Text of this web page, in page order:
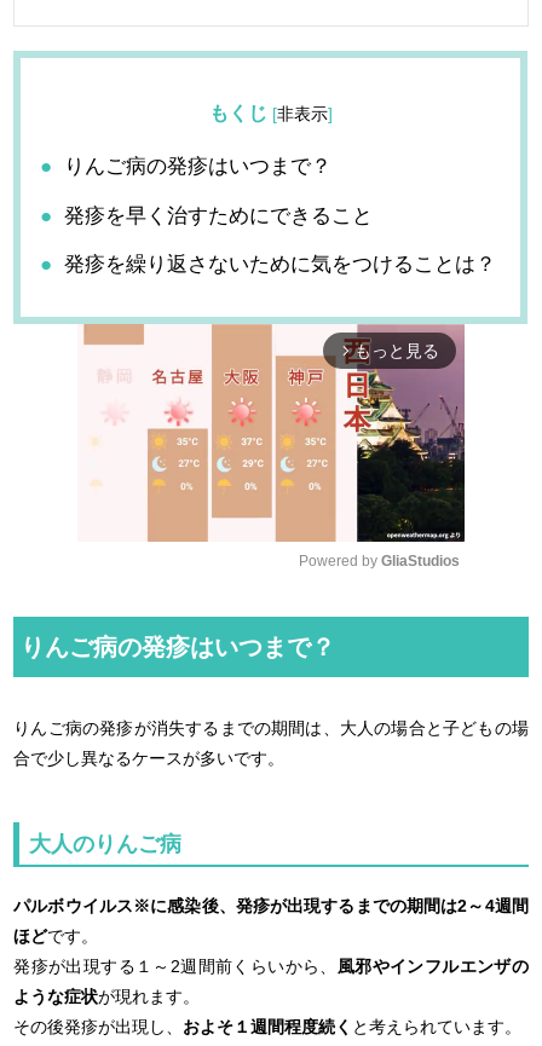
もくじ [非表示]
りんご病の発疹はいつまで？
発疹を早く治すためにできること
発疹を繰り返さないために気をつけることは？
arrow_forward_ios もっと見る
e
Powered by GliaStudios
りんご病の発疹はいつまで？
りんご病の発疹が消失するまでの期間は、大人の場合と子どもの場
合で少し異なるケースが多いです。
大人のりんご病
パルボウイルス※に感染後、発疹が出現するまでの期間は2～4週間
ほどです。
発疹が出現する１～2週間前くらいから、 風邪やインフルエンザの
ような症状が現れます。
その後発疹が出現し、 およそ１週間程度続く と考えられています。